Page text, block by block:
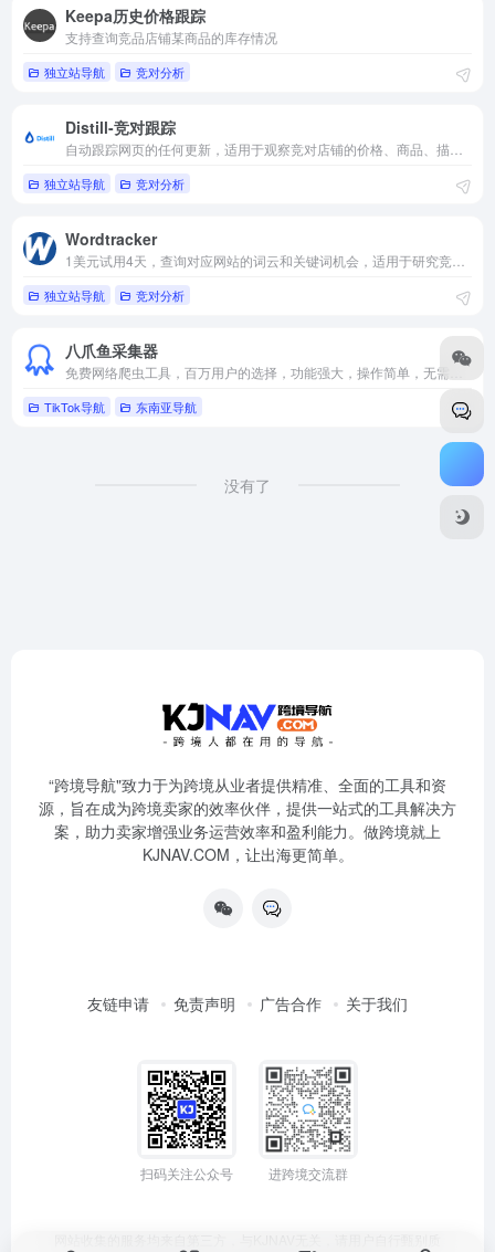
Keepa历史价格跟踪
支持查询竞品店铺某商品的库存情况
独立站导航 竞对分析
Distill-竞对跟踪
独立站导航 竞对分析
Wordtracker
独立站导航 竞对分析
八爪鱼采集器
TikTok导航 东南亚导航
没有了
“跨境导航"致力于为跨境从业者提供精准、全面的工具和资
源，旨在成为跨境卖家的效率伙伴，提供一站式的工具解决方
案，助力卖家增强业务运营效率和盈利能力。做跨境就上
KJNAV.COM，让出海更简单。
友链申请 免责声明 广告合作 关于我们
扫码关注公众号 进跨境交流群